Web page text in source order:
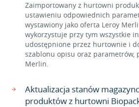
Zaimportowany z hurtowni
ustawieniu odpowiednich
wystawiony jako oferta Leroy
wykorzystuje przy tym wszystkie
udostępnione przez hurtownie i
szablonu opisu oraz parametrów,
Merlin.
Aktualizacja stanów
produktów z hurtowni